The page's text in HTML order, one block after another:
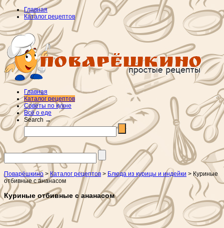
Главная
Каталог рецептов
Главная
Каталог рецептов
Советы по кухне
Всё о еде
Search →
Поварёшкино> Каталог рецептов > Блюда из курицы и индейки > Куриные
отбивные с ананасом
Куриные отбивные с ананасом